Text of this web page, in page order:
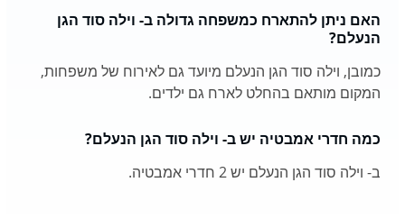
האם ניתן להתארח כמשפחה גדולה ב- וילה סוד הגן
הנעלם?
כמובן, וילה סוד הגן הנעלם מיועד גם לאירוח של משפחות,
המקום מותאם בהחלט לארח גם ילדים.
כמה חדרי אמבטיה יש ב- וילה סוד הגן הנעלם?
ב- וילה סוד הגן הנעלם יש 2 חדרי אמבטיה.